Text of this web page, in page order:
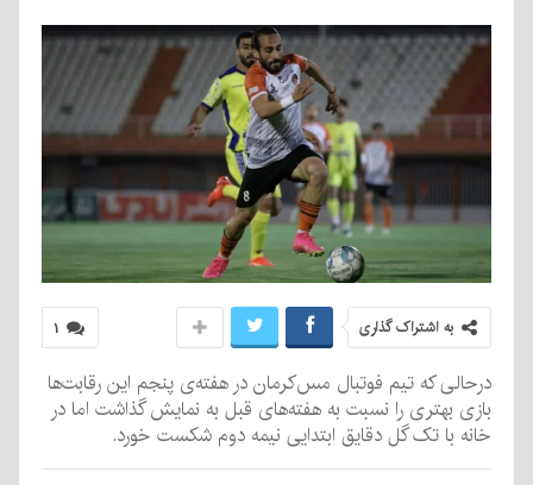
۱ به اشتراک گذاری
درحالی که تیم فوتبال مس‌کرمان در هفته‌ی پنجم این رقابت‌ها
بازی بهتری را نسبت به هفته‌های قبل به نمایش گذاشت اما در
خانه با تک گل دقایق ابتدایی نیمه دوم شکست خورد.